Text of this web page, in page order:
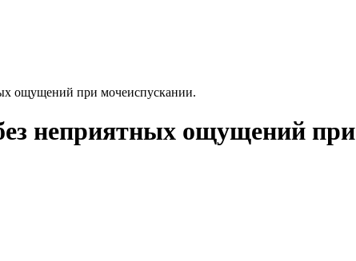
ощущений при мочеиспускании.
неприятных ощущений при